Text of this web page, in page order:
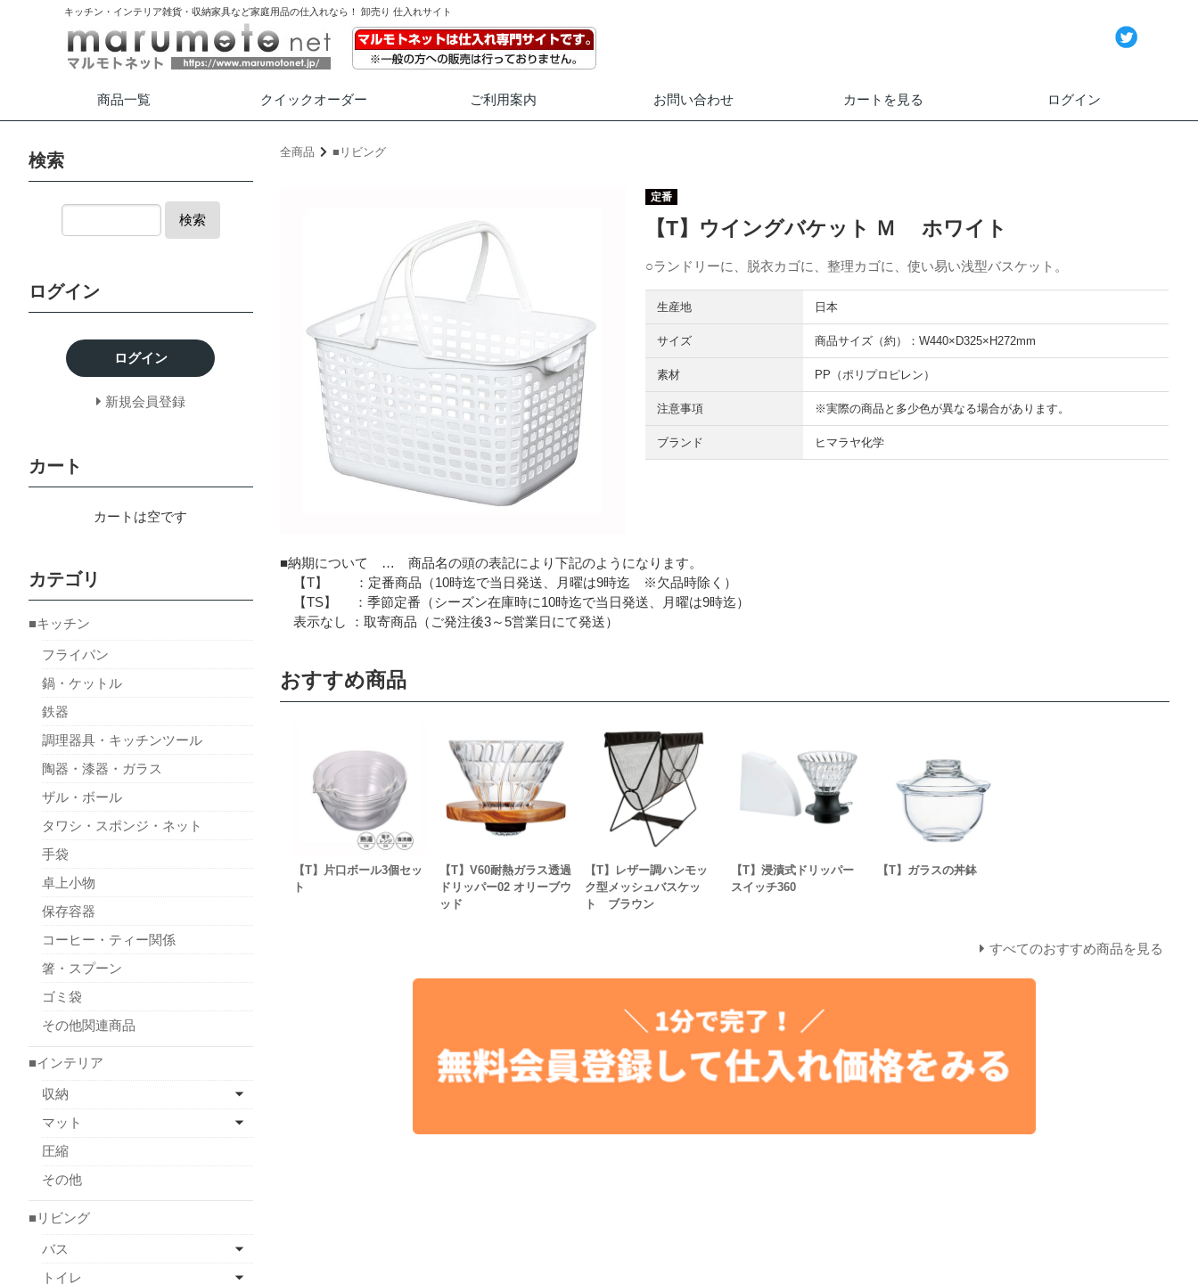
キッチン・インテリア雑貨・収納家具など家庭用品の仕入れなら！ 卸売り 仕入れサイト
商品一覧 クイックオーダー ご利用案内 お問い合わせ カートを見る ログイン
全商品 ■リビング
定番
【T】ウイングバケット Ｍ ホワイト
○ランドリーに、脱衣カゴに、整理カゴに、使い易い浅型バスケット。
生産地 日本
サイズ 商品サイズ（約）：W440×D325×H272mm
素材 PP（ポリプロピレン）
注意事項 ※実際の商品と多少色が異なる場合があります。
ブランド ヒマラヤ化学
■納期について … 商品名の頭の表記により下記のようになります。
【T】 ：定番商品（10時迄で当日発送、月曜は9時迄 ※欠品時除く）
【TS】 ：季節定番（シーズン在庫時に10時迄で当日発送、月曜は9時迄）
表示なし ：取寄商品（ご発注後3～5営業日にて発送）
おすすめ商品
【T】片口ボール3個セッ
ト
【T】V60耐熱ガラス透過
ドリッパー02 オリーブウ
ッド
【T】レザー調ハンモッ
ク型メッシュバスケッ
ト ブラウン
【T】浸漬式ドリッパー
スイッチ360
【T】ガラスの丼鉢
すべてのおすすめ商品を見る
検索
検索
ログイン
ログイン
新規会員登録
カート
カートは空です
カテゴリ
■キッチン
フライパン
鍋・ケットル
鉄器
調理器具・キッチンツール
陶器・漆器・ガラス
ザル・ボール
タワシ・スポンジ・ネット
手袋
卓上小物
保存容器
コーヒー・ティー関係
箸・スプーン
ゴミ袋
その他関連商品
■インテリア
収納
マット
圧縮
その他
■リビング
バス
トイレ